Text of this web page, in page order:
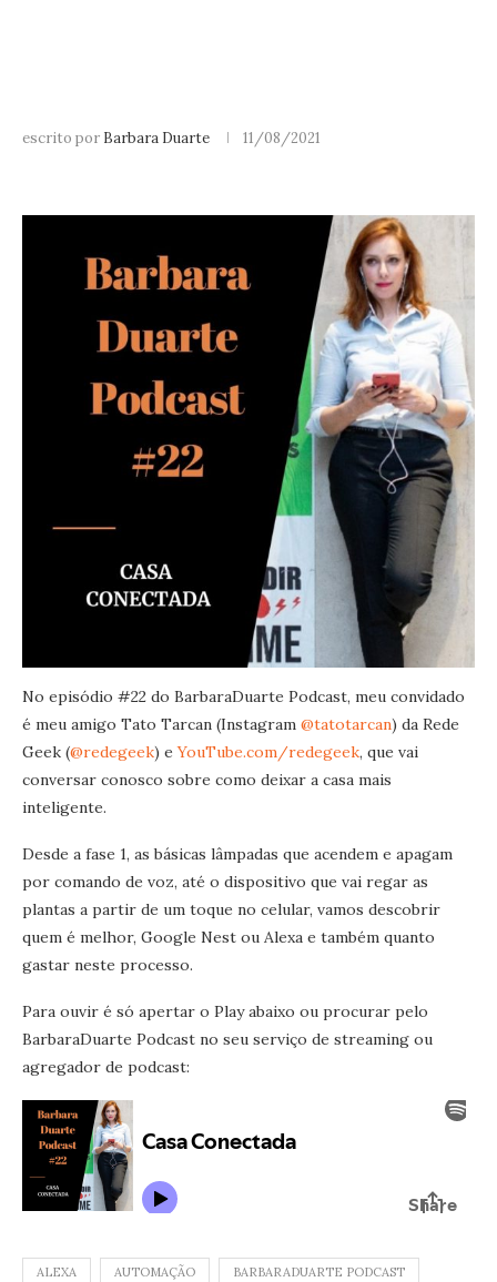
escrito por Barbara Duarte 11/08/2021
No episódio #22 do BarbaraDuarte Podcast, meu convidado
é meu amigo Tato Tarcan (Instagram @tatotarcan) da Rede
Geek (@redegeek) eYouTube.com/redegeek, que vai
conversar conosco sobre como deixar a casa mais
inteligente.
Desde a fase 1, as básicas lâmpadas que acendem e apagam
por comando de voz, até o dispositivo que vai regar as
plantas a partir de um toque no celular, vamos descobrir
quem é melhor, Google Nest ou Alexa e também quanto
gastar neste processo.
Para ouvir é só apertar o Play abaixo ou procurar pelo
BarbaraDuarte Podcast no seu serviço de streaming ou
agregador de podcast:
ALEXA AUTOMAÇÃO BARBARADUARTE PODCAST